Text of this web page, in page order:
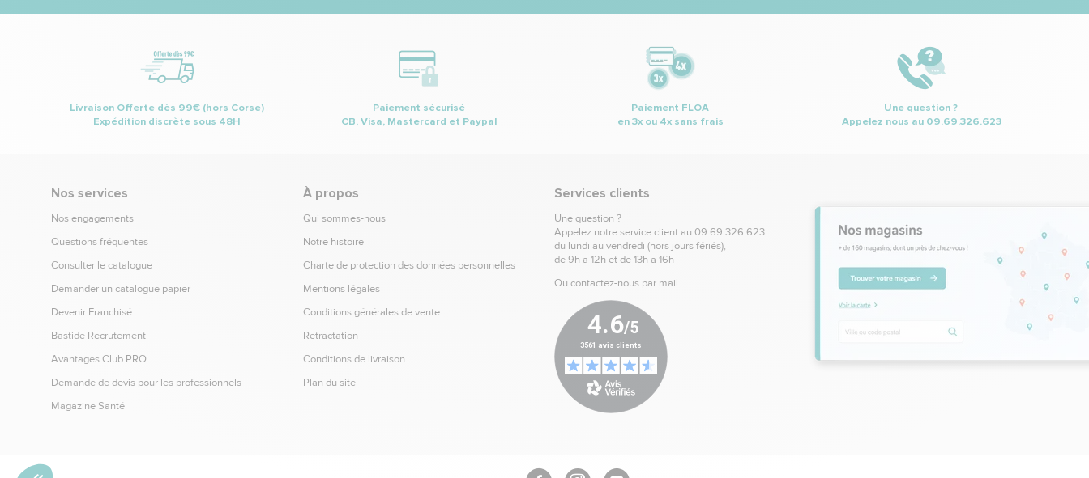
Livraison Offerte dès 99€ (hors Corse)
Expédition discrète sous 48H
Paiement sécurisé
CB, Visa, Mastercard et Paypal
Paiement FLOA
en 3x ou 4x sans frais
Une question ?
Appelez nous au 09.69.326.623
Nos services
Nos engagements
Questions fréquentes
Consulter le catalogue
Demander un catalogue papier
Devenir Franchisé
Bastide Recrutement
Avantages Club PRO
Demande de devis pour les professionnels
Magazine Santé
À propos
Qui sommes-nous
Notre histoire
Charte de protection des données personnelles
Mentions légales
Conditions générales de vente
Rétractation
Conditions de livraison
Plan du site
Services clients
Une question ?
Appelez notre service client au 09.69.326.623
du lundi au vendredi (hors jours fériés),
de 9h à 12h et de 13h à 16h
Ou contactez-nous par mail